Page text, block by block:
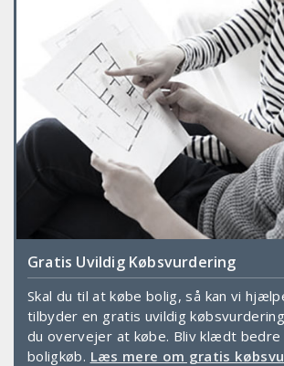
Gratis Uvildig Købsvurdering
Skal du til at købe bolig, så kan vi
tilbyder en gratis uvildig
du overvejer at købe. Bliv klædt
boligkøb. Læs mere om gratis